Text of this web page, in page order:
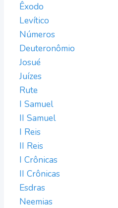
Êxodo
Levítico
Números
Deuteronômio
Josué
Juízes
Rute
I Samuel
II Samuel
I Reis
II Reis
I Crônicas
II Crônicas
Esdras
Neemias